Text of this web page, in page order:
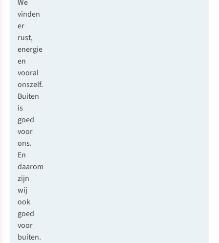
We
vinden
er
rust,
energie
en
vooral
onszelf.
Buiten
is
goed
voor
ons.
En
daarom
zijn
wij
ook
goed
voor
buiten.